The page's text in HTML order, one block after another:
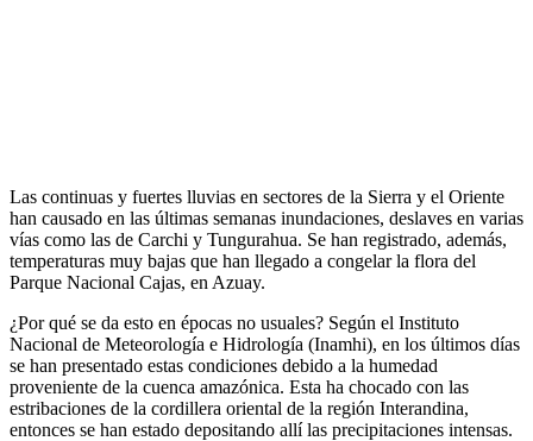
Las continuas y fuertes lluvias en sectores de la Sierra y el Oriente
han causado en las últimas semanas inundaciones, deslaves en varias
vías como las de Carchi y Tungurahua. Se han registrado, además,
temperaturas muy bajas que han llegado a congelar la flora del
Parque Nacional Cajas, en Azuay.
¿Por qué se da esto en épocas no usuales? Según el Instituto
Nacional de Meteorología e Hidrología (Inamhi), en los últimos días
se han presentado estas condiciones debido a la humedad
proveniente de la cuenca amazónica. Esta ha chocado con las
estribaciones de la cordillera oriental de la región Interandina,
entonces se han estado depositando allí las precipitaciones intensas.